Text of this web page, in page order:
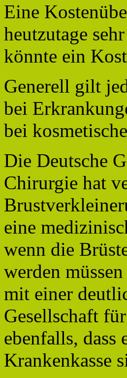
Eine
heutzutage
könnte ein
Generell gilt
bei
bei
Die Deutsche
Chirurgie hat
eine
wenn die
werden
mit einer
Gesellschaft
ebenfalls, dass
Krankenkasse